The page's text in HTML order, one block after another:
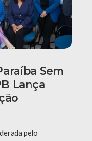
Sem
Lança
pelo